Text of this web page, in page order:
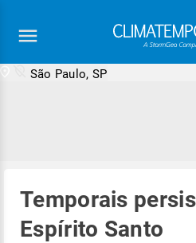
São Paulo, SP
Temporais
Espírito Santo